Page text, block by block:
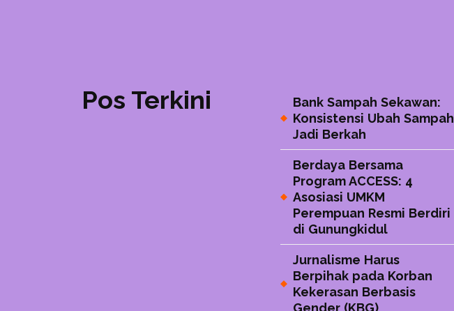
Pos Terkini
Bank Sampah Sekawan:
Konsistensi Ubah Sampah
Jadi Berkah
Berdaya Bersama
Program ACCESS: 4
Asosiasi UMKM
Perempuan Resmi Berdiri
di Gunungkidul
Jurnalisme Harus
Berpihak pada Korban
Kekerasan Berbasis
Gender (KBG)